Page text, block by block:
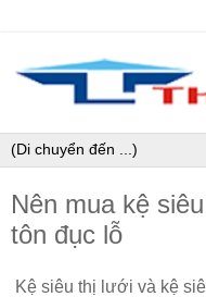
Nên mua kệ
tôn đục lỗ
Kệ siêu thị lưới và kệ